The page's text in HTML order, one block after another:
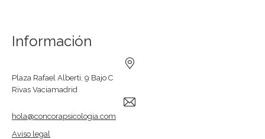
Información
Plaza Rafael Alberti, 9 Bajo C
Rivas Vaciamadrid
hola@concorapsicologia.com
Aviso legal